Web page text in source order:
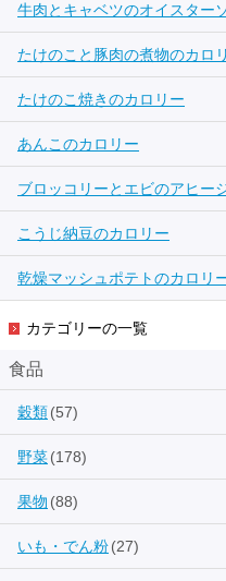
牛肉とキャベツのオイスター
たけのこと豚肉の煮物のカロ
たけのこ焼きのカロリー
あんこのカロリー
ブロッコリーとエビのアヒー
こうじ納豆のカロリー
乾燥マッシュポテトのカロリ
カテゴリーの一覧
食品
穀類(57)
野菜(178)
果物 (88)
いも・でん粉(27)